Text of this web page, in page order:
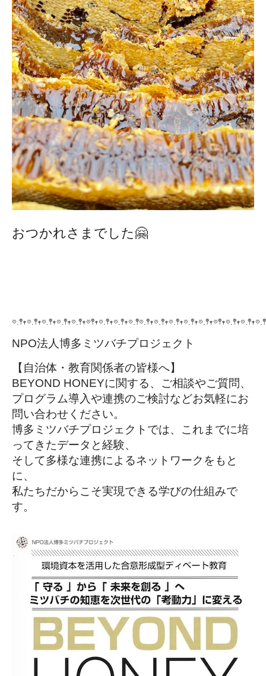
おつかれさまでした🤗
𖡼.𖤣𖥧𖡼.𖤣𖥧𖡼.𖤣𖥧𖡼.𖤣𖥧𖡼.𖤣𖥧𖡼𖤣𖥧𖡼.𖤣𖥧𖡼.𖤣𖥧𖡼.𖤣𖡼.𖤣𖥧𖡼.𖤣𖥧𖡼.𖤣𖥧𖡼.𖤣𖥧𖡼.𖤣𖥧𖡼𖤣𖥧𖡼.𖤣𖥧𖡼.𖤣𖥧𖡼.𖤣
NPO法人博多ミツバチプロジェクト
【自治体・教育関係者の皆様へ】
BEYOND HONEYに関する、ご相談やご質問、
プログラム導入や連携のご検討などお気軽にお
問い合わせください。
博多ミツバチプロジェクトでは、これまでに培
ってきたデータと経験、
そして多様な連携によるネットワークをもと
に、
私たちだからこそ実現できる学びの仕組みで
す。